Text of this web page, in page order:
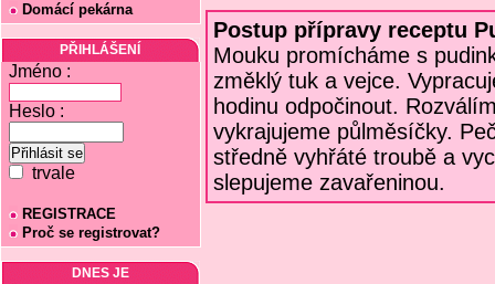
Domácí pekárna
PŘIHLÁŠENÍ
Jméno :
Heslo :
trvale
REGISTRACE
Proč se registrovat?
DNES JE
Postup přípravy receptu
Mouku promícháme s
změklý tuk a vejce.
hodinu odpočinout.
vykrajujeme půlměsíčky.
středně vyhřáté troubě a
slepujeme zavařeninou.